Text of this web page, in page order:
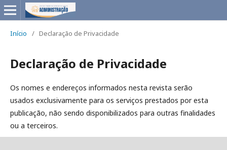
Início / Declaração de Privacidade
Declaração de Privacidade
Os nomes e endereços informados nesta revista serão
usados exclusivamente para os serviços prestados por esta
publicação, não sendo disponibilizados para outras finalidades
ou a terceiros.